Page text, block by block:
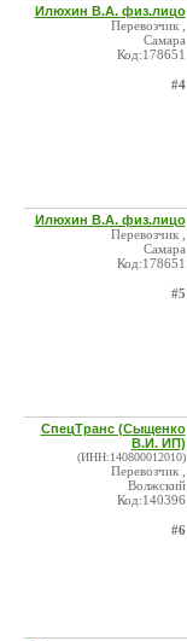
Илюхин В.А. физ.лицо
Перевозчик ,
Самара
Код:178651
#4
Илюхин В.А. физ.лицо
Перевозчик ,
Самара
Код:178651
#5
СпецТранс (Сыщенко
В.И. ИП)
(ИНН:140800012010)
Перевозчик ,
Волжский
Код:140396
#6